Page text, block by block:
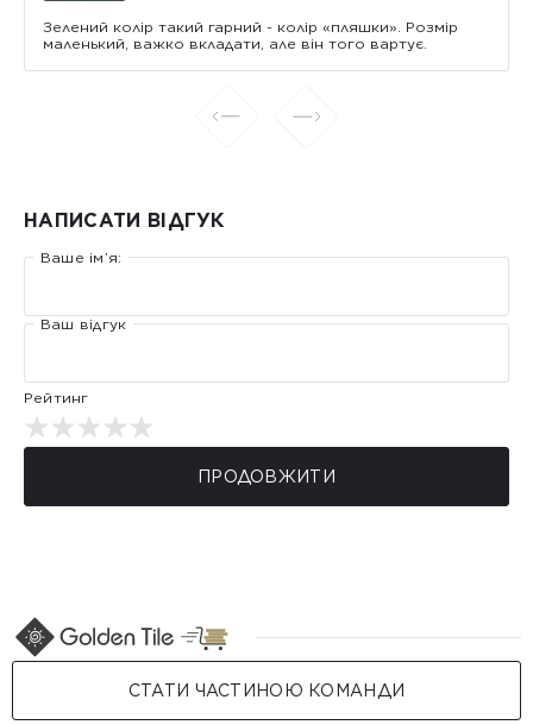
Зелений колір такий гарний - колір «пляшки». Розмір
маленький, важко вкладати, але він того вартує.
НАПИСАТИ ВІДГУК
Ваше ім’я:
Ваш відгук
Рейтинг
ПРОДОВЖИТИ
СТАТИ ЧАСТИНОЮ КОМАНДИ